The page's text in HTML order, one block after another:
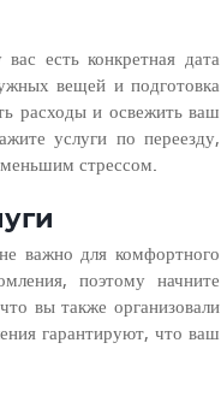
есть конкретная дата
вещей и подготовка
расходы и освежить ваш
услуги по переезду,
стрессом.
важно для комфортного
поэтому начните
вы также организовали
гарантируют, что ваш